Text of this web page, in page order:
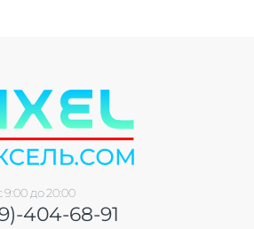
9:00 до 20:00
404-68-91